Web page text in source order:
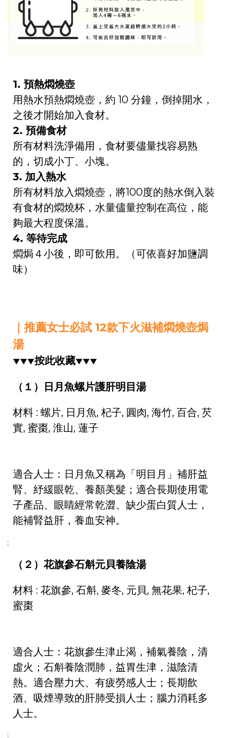
1. 預熱燜燒壺
用熱水預熱燜燒壺，約 10 分鐘，倒掉開水，
之後才開始加入食材。
2. 預備食材
所有材料洗淨備用，食材要儘量找容易熟
的，切成小丁、小塊。
3. 加入熱水
所有材料放入燜燒壺，將100度的熱水倒入裝
有食材的燜燒杯，水量儘量控制在高位，能
夠最大程度保溫。
4. 等待完成
燜焗 ４小後，即可飲用。（可依喜好加鹽調
味）
｜推薦女士必試 12款下火滋補燜燒壺焗
湯
▼▼▼按此收藏▼▼▼
（１）日月魚螺片護肝明目湯
材料 : 螺片, 日月魚, 杞子, 圓肉, 海竹, 百合, 芡
實, 蜜棗, 淮山, 蓮子
適合人士：日月魚又稱為「明目月」補肝益
腎、紓緩眼乾、養顏美髮；適合長期使用電
子產品、眼睛經常乾澀、缺少蛋白質人士，
能補腎益肝，養血安神。
（２）花旗參石斛元貝養陰湯
材料 : 花旗參, 石斛, 麥冬, 元貝, 無花果, 杞子,
蜜棗
適合人士：花旗參生津止渴，補氣養陰，清
虛火；石斛養陰潤肺，益胃生津，滋陰清
熱。適合壓力大、有疲勞感人士；長期飲
酒、吸煙導致的肝肺受損人士；腦力消耗多
人士。